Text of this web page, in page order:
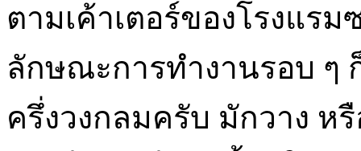
ตามเค้าเตอร์ของโรงแร
ลักษณะการทำงานรอบ ๆ
ครึ่งวงกลมครับ มักวาง ห